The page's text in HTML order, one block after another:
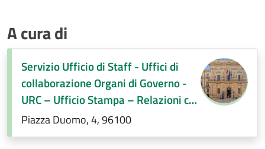
A cura di
Servizio Ufficio di Staff - Uffici di
collaborazione Organi di Governo -
URC – Ufficio Stampa – Relazioni con
la città
Piazza Duomo, 4, 96100